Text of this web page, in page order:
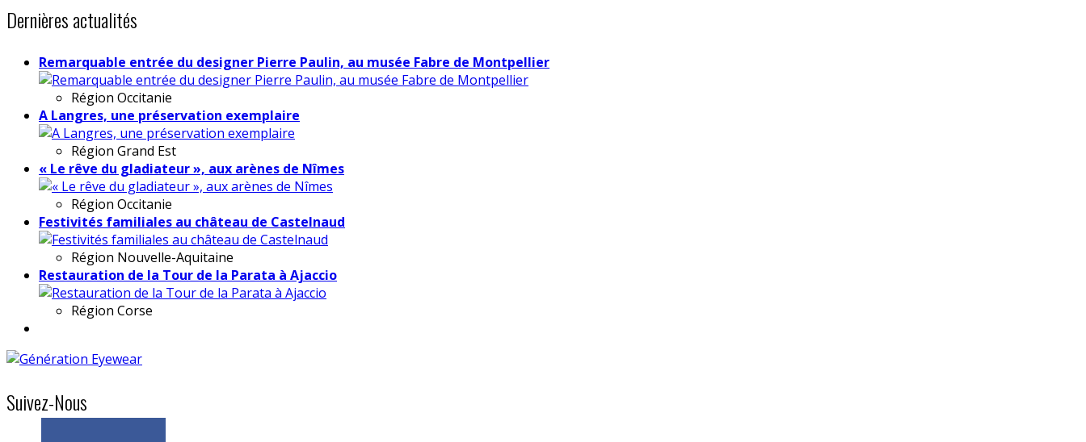
Dernières actualités
Remarquable entrée du designer Pierre Paulin, au musée Fabre de Montpellier
Région Occitanie
A Langres, une préservation exemplaire
Région Grand Est
« Le rêve du gladiateur », aux arènes de Nîmes
Région Occitanie
Festivités familiales au château de Castelnaud
Région Nouvelle-Aquitaine
Restauration de la Tour de la Parata à Ajaccio
Région Corse
Suivez-Nous